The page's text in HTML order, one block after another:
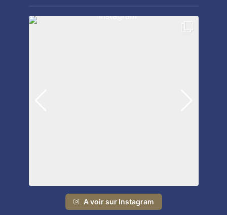
A voir sur Instagram